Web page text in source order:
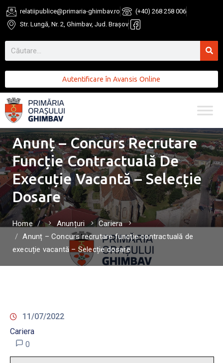
relatiipublice@primaria-ghimbav.ro
(+40) 268 258 006
Str. Lungă, Nr. 2, Ghimbav, Jud. Brașov
Autentificare în Avansis Online
Anunț – Concurs Recrutare
Funcție Contractuală De
Execuție Vacantă – Selecție
Dosare
Home Anunțuri
Cariera
Anunț – Concurs recrutare funcție contractuală de
execuție vacantă – Selecție dosare
11/07/2022
Cariera
0